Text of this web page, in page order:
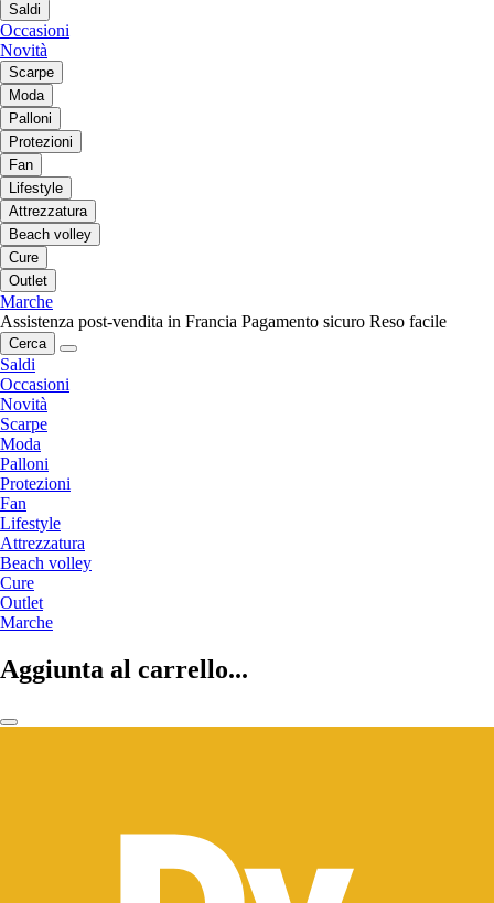
Saldi
Occasioni
Novità
Scarpe
Moda
Palloni
Protezioni
Fan
Lifestyle
Attrezzatura
Beach volley
Cure
Outlet
Marche
Assistenza post-vendita in Francia Pagamento sicuro Reso facile
Cerca
Saldi
Occasioni
Novità
Scarpe
Moda
Palloni
Protezioni
Fan
Lifestyle
Attrezzatura
Beach volley
Cure
Outlet
Marche
Aggiunta al carrello...